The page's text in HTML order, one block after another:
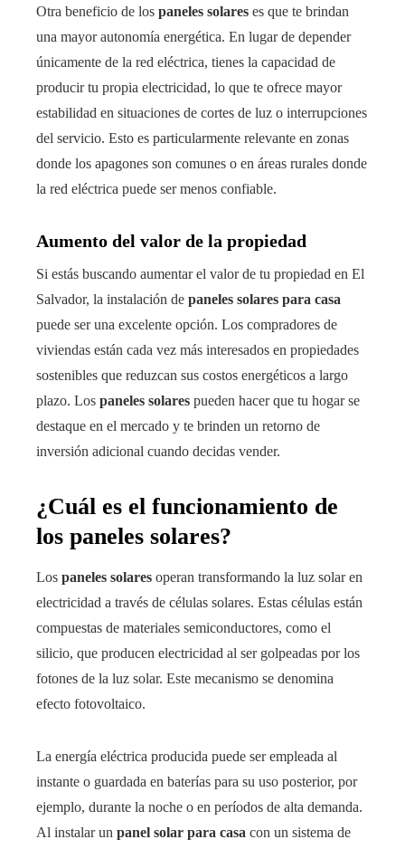
Otra beneficio de los paneles solares es que te brindan
una mayor autonomía energética. En lugar de depender
únicamente de la red eléctrica, tienes la capacidad de
producir tu propia electricidad, lo que te ofrece mayor
estabilidad en situaciones de cortes de luz o interrupciones
del servicio. Esto es particularmente relevante en zonas
donde los apagones son comunes o en áreas rurales donde
la red eléctrica puede ser menos confiable.
Aumento del valor de la propiedad
Si estás buscando aumentar el valor de tu propiedad en El
Salvador, la instalación de paneles solares para casa
puede ser una excelente opción. Los compradores de
viviendas están cada vez más interesados en propiedades
sostenibles que reduzcan sus costos energéticos a largo
plazo. Los paneles solares pueden hacer que tu hogar se
destaque en el mercado y te brinden un retorno de
inversión adicional cuando decidas vender.
¿Cuál es el funcionamiento de
los paneles solares?
Los paneles solares operan transformando la luz solar en
electricidad a través de células solares. Estas células están
compuestas de materiales semiconductores, como el
silicio, que producen electricidad al ser golpeadas por los
fotones de la luz solar. Este mecanismo se denomina
efecto fotovoltaico.
La energía eléctrica producida puede ser empleada al
instante o guardada en baterías para su uso posterior, por
ejemplo, durante la noche o en períodos de alta demanda.
Al instalar un panel solar para casa con un sistema de